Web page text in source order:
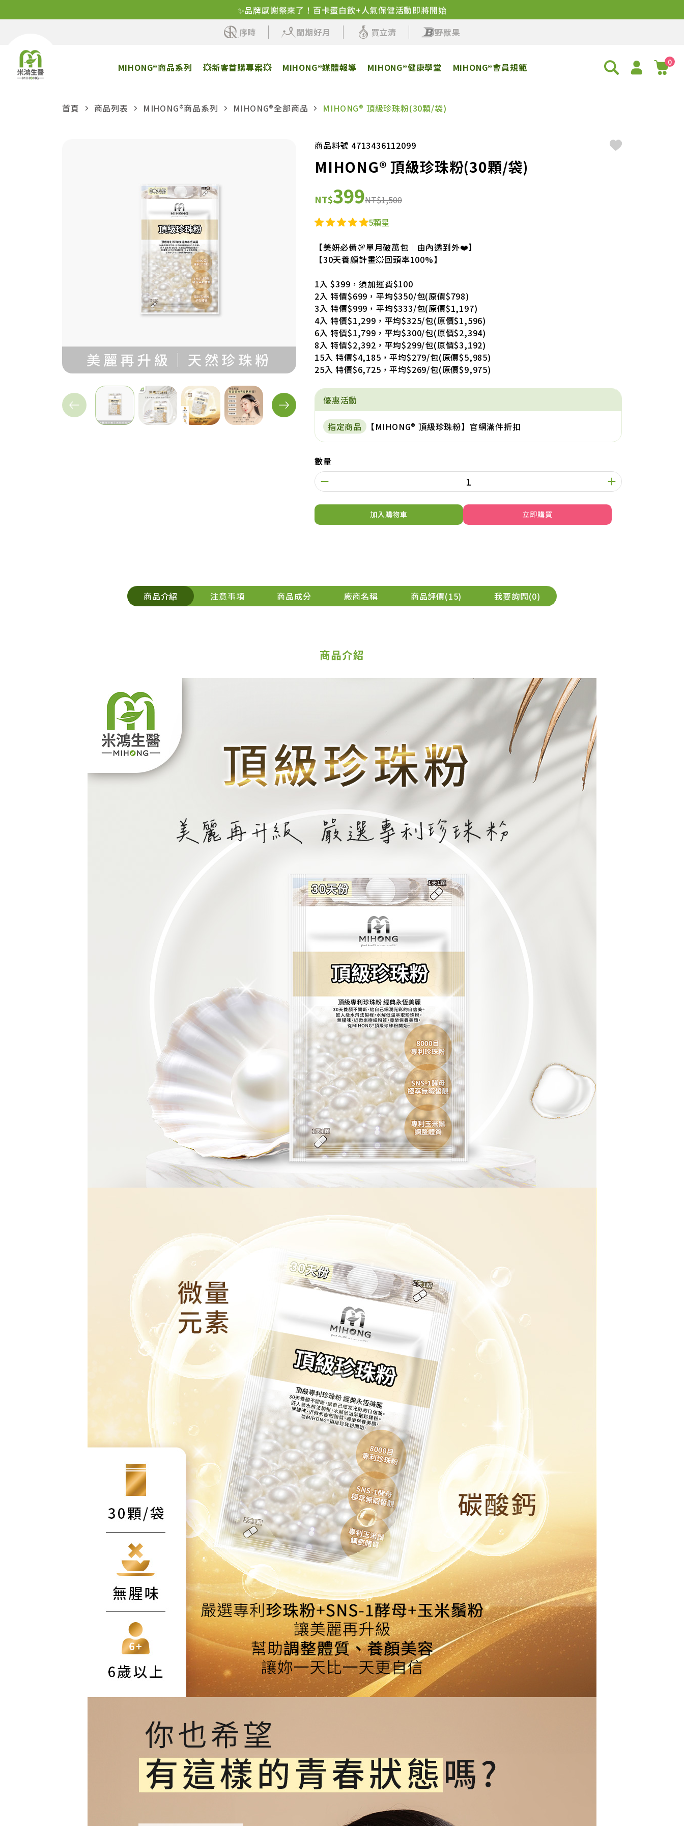
✨品牌感謝祭來了！百卡蛋白飲+人氣保健活動即將開始
序時
閨期好月 買立清 野獸果
MIHONG®商品系列 💥新客首購專案💥 MIHONG®媒體報導 MIHONG®健康學堂 MIHONG®會員規範 0
首頁 商品列表 MIHONG®商品系列 MIHONG®全部商品 MIHONG® 頂級珍珠粉(30顆/袋)
商品料號 4713436112099
MIHONG® 頂級珍珠粉(30顆/袋)
NT$399NT$1,500
5顆星
【美妍必備💯單月破萬包｜由內透到外❤️】
【30天養顏計畫💥回頭率100%】
1入 $399，須加運費$100
2入 特價$699，平均$350/包(原價$798)
3入 特價$999，平均$333/包(原價$1,197)
4入 特價$1,299，平均$325/包(原價$1,596)
6入 特價$1,799，平均$300/包(原價$2,394)
8入 特價$2,392，平均$299/包(原價$3,192)
15入 特價$4,185，平均$279/包(原價$5,985)
25入 特價$6,725，平均$269/包(原價$9,975)
優惠活動
指定商品 【MIHONG® 頂級珍珠粉】官網滿件折扣
數量
加入購物車 立即購買
商品介紹 注意事項 商品成分 廠商名稱 商品評價 15 我要詢問 0
商品介紹